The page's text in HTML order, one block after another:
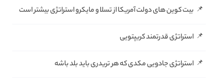
بیت کوین های دولت آمریکا از تسلا و مایکرو استراتژی بیشتر است
استراتژی قدرتمند کریپتویی
استراتژی جادویی مکدی که هر تریدری باید بلد باشه